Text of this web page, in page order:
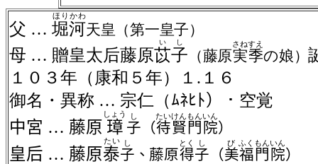
父 … 堀河
ほりかわ
天皇（第一皇子）
母 … 贈皇太后藤原苡子
いし
（藤原実
さね
季
すえ
の娘）
１０３年（康和５年）１ . １６
御名・異称 … 宗仁（ﾑﾈﾋﾄ）・空覚
中宮 … 藤原 璋
しょう
子
し
（待
たい
賢
けん
門
もん
院
いん
）
皇后 … 藤原泰
たい
子
し
、藤原得
とく
子
し
（美
び
福
ふく
門
もん
院
いん
）